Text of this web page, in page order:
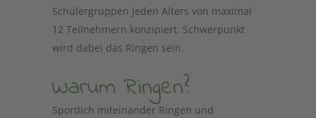
Schülergruppen jeden Alters von maximal
12 Teilnehmern konzipiert. Schwerpunkt
wird dabei das Ringen sein.
Warum Ringen?
Sportlich miteinander Ringen und